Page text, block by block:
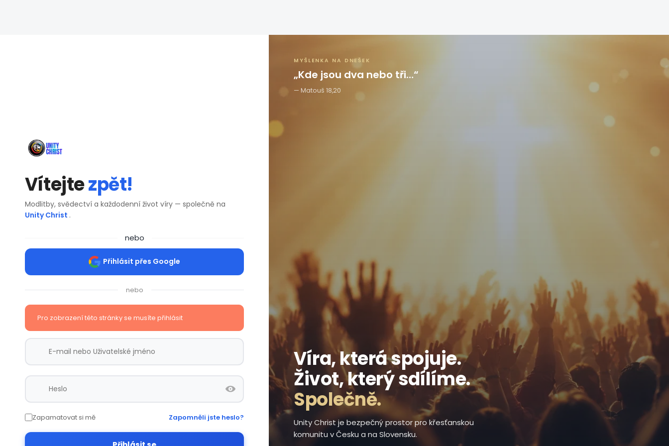
Vítejtezpět!
Modlitby, svědectví a každodenní život víry — společně na
Unity Christ .
nebo
Přihlásit přes Google
nebo
Pro zobrazení této stránky se musíte přihlásit
Zapamatovat si mě Zapomněli jste heslo?
Víra, která spojuje.
Život, který sdílíme.
Společně.
Unity Christ je bezpečný prostor pro křesťanskou
komunitu v Česku a na Slovensku.
MYŠLENKA NA DNEŠEK
„Kde jsou dva nebo tři…“
Matouš 18,20